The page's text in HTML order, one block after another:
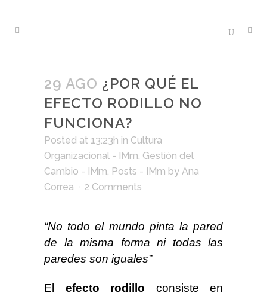
29 AGO ¿POR QUÉ EL
EFECTO RODILLO NO
FUNCIONA?
Posted at 13:23h in Cultura
Organizacional - IMm, Gestión del
Cambio - IMm, Posts - IMm by Ana
Correa
2 Comments
“No todo el mundo pinta la pared
de la misma forma ni todas las
paredes son iguales”
El efecto rodillo consiste en